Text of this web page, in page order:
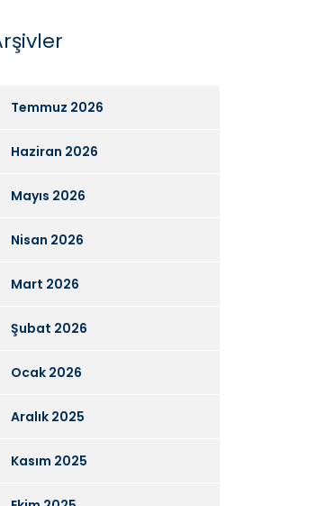
Temmuz 2026
Haziran 2026
Mayıs 2026
Nisan 2026
Mart 2026
Şubat 2026
Ocak 2026
Aralık 2025
Kasım 2025